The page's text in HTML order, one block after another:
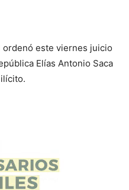
ordenó este viernes juicio
Elías Antonio Saca